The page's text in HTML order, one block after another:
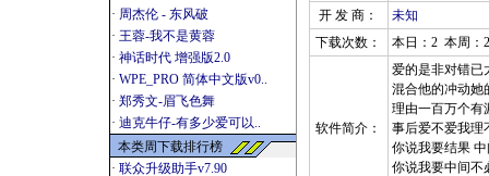
· 周杰伦 - 东风破
· 王蓉-我不是黄蓉
· 神话时代 增强版2.0
· WPE_PRO 简体中文版v0..
· 郑秀文-眉飞色舞
· 迪克牛仔-有多少爱可以..
本类周下载排行榜
· 联众升级助手v7.90
开 发 商：
未知
下载次数：
本日：2 本周：
软件简介：
爱的是非对错已
混合他的冲动她
理由一百万个有
事后爱不爱我理
你说我要结果
你说我要中间不